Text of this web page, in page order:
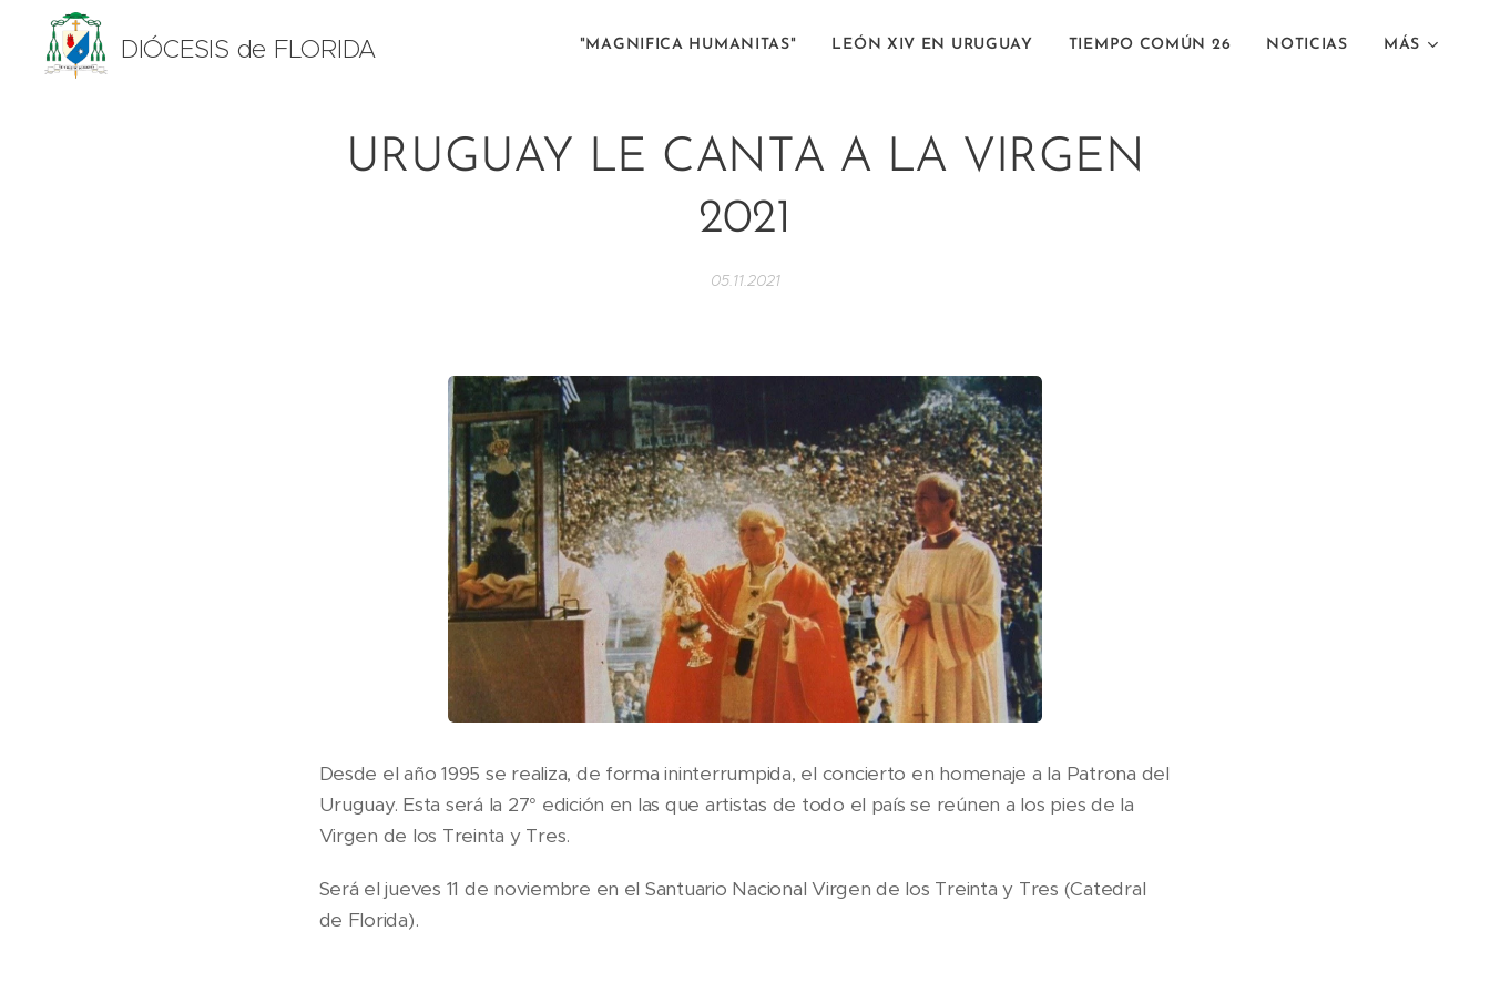
DIÓCESIS de FLORIDA "MAGNIFICA HUMANITAS" LEÓN XIV EN URUGUAY TIEMPO COMÚN 26 NOTICIAS MÁS
URUGUAY LE CANTA A LA VIRGEN
2021
05.11.2021
Desde el año 1995 se realiza, de forma ininterrumpida, el concierto en homenaje a la Patrona del
Uruguay. Esta será la 27° edición en las que artistas de todo el país se reúnen a los pies de la
Virgen de los Treinta y Tres.
Será el jueves 11 de noviembre en el Santuario Nacional Virgen de los Treinta y Tres (Catedral
de Florida).